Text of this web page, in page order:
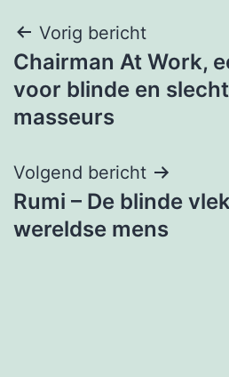
Bericht
navigatie
Vorig bericht
Chairman At Work,
voor blinde en
masseurs
Volgend bericht
Rumi – De blinde
wereldse mens